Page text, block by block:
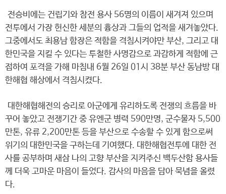
전승비에는 건립기와 참전 용사 56명의 이름이 새겨져 있으며
전투에서 가장 헌신한 세분의 흉상과 그들의 업적을 새겨놓았다.
그중에서도 최용남 함장은 적함을 격침시켜야만 부산, 그리고 대
한민국을 지킬 수 있다는 투철한 사명감으로 과감하게 적함에 근
접하여 포격을 가해 마침내 6월 26일 01시 38분 부산 동남방 대
한해협 해상에서 격침시켰다.
대한해협해전의 승리로 아군에게 유리하도록 전쟁의 흐름을 바
꾸어 놓았고 전쟁기간 중 유엔군 병력 590만명, 군수물자 5,500
만톤, 유류 2,200만톤 등을 부산으로 수송할 수 있게 함으로써
위기의 대한민국을 구하는데 기여했다. 대한해협전투에 대한 전
사를 공부하며 새삼 나의 고향 부산을 지켜주신 백두산함 용사들
께 더욱 고마운 마음이 들었다. 감사의 마음을 담아 묵념을 올렸
다.